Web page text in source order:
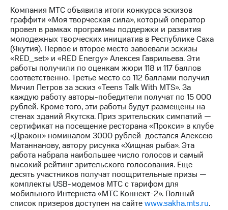
Контакты
Медиа-центр
Пресс-
релизы
МТС
о технологиях
Достижения
Интервью
Финансовая
отчетность
Контакты
Новости
в
регионе
Компания МТС объявила итоги конкурса эскизов
граффити «Моя творческая сила», который оператор
провел в рамках программы поддержки и развития
молодежных творческих инициатив в Республике Саха
(Якутия). Первое и второе место завоевали эскизы
«RED_set» и «RED Energy» Алексея Гаврильева. Эти
работы получили по оценкам жюри 118 и 117 баллов
соответственно. Третье место со 112 баллами получил
Мичил Петров за эскиз «Teens Talk With MTS». За
каждую работу авторы-победители получат по 15 000
рублей. Кроме того, эти работы будут размещены на
стенах зданий Якутска. Приз зрительских симпатий —
сертификат на посещение ресторана «Прокси» в клубе
«Дракон» номиналом 3000 рублей достался Алексею
Матаннанову, автору рисунка «Хищная рыба». Эта
работа набрала наибольшее число голосов и самый
высокий рейтинг зрительского голосования. Еще
десять участников получат поощрительные призы —
комплекты USB-модемов МТС с тарифом для
мобильного Интернета «МТС Коннект-2». Полный
список призеров доступен на сайтеwww.sakha.mts.ru.